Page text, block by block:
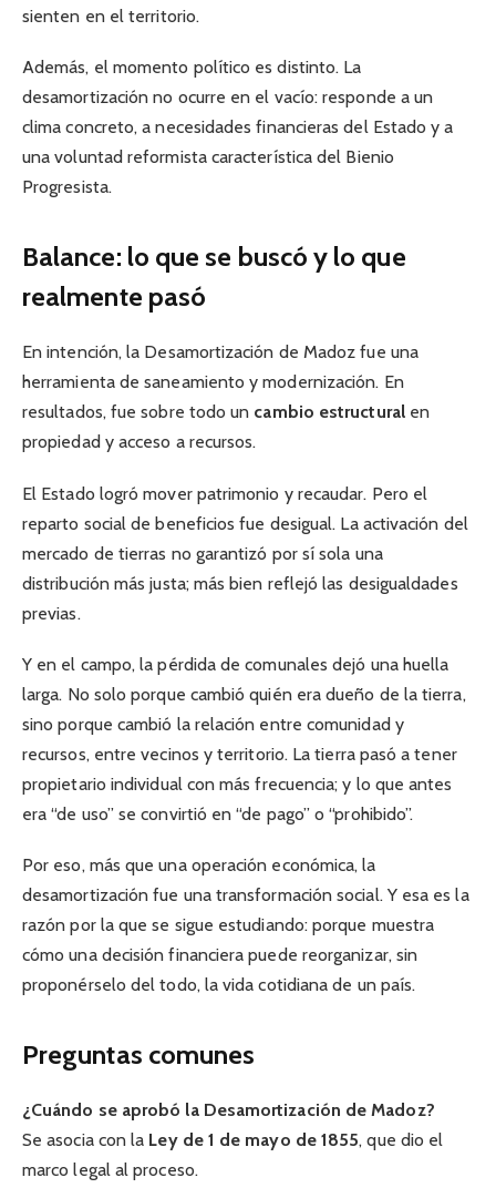
sienten en el territorio.
Además, el momento político es distinto. La
desamortización no ocurre en el vacío: responde a un
clima concreto, a necesidades financieras del Estado y a
una voluntad reformista característica del Bienio
Progresista.
Balance: lo que se buscó y lo que
realmente pasó
En intención, la Desamortización de Madoz fue una
herramienta de saneamiento y modernización. En
resultados, fue sobre todo un cambio estructuralen
propiedad y acceso a recursos.
El Estado logró mover patrimonio y recaudar. Pero el
reparto social de beneficios fue desigual. La activación del
mercado de tierras no garantizó por sí sola una
distribución más justa; más bien reflejó las desigualdades
previas.
Y en el campo, la pérdida de comunales dejó una huella
larga. No solo porque cambió quién era dueño de la tierra,
sino porque cambió la relación entre comunidad y
recursos, entre vecinos y territorio. La tierra pasó a tener
propietario individual con más frecuencia; y lo que antes
era “de uso” se convirtió en “de pago” o “prohibido”.
Por eso, más que una operación económica, la
desamortización fue una transformación social. Y esa es la
razón por la que se sigue estudiando: porque muestra
cómo una decisión financiera puede reorganizar, sin
proponérselo del todo, la vida cotidiana de un país.
Preguntas comunes
¿Cuándo se aprobó la Desamortización de Madoz?
Se asocia con la Ley de 1 de mayo de 1855, que dio el
marco legal al proceso.